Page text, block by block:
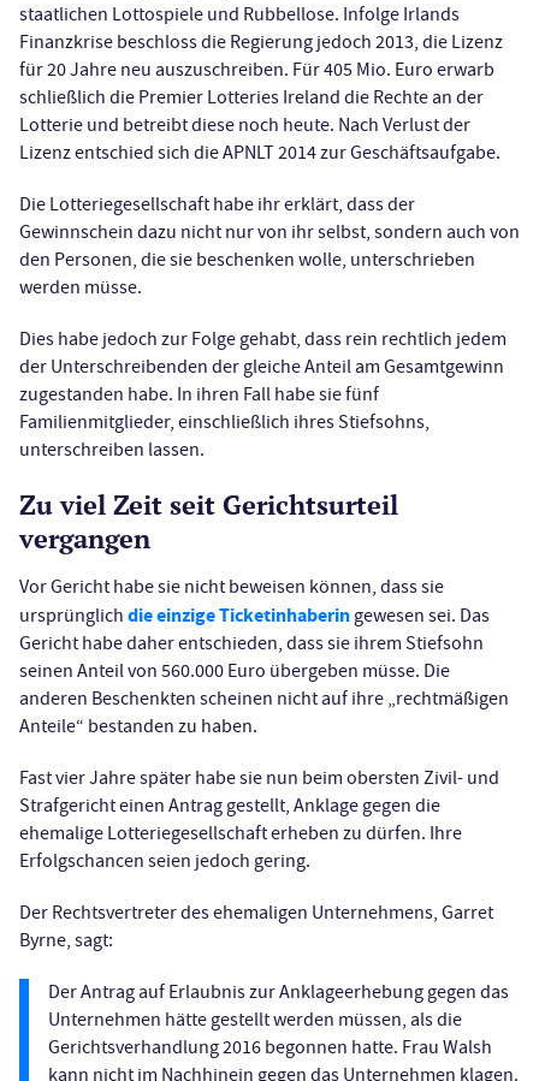
staatlichen Lottospiele und Rubbellose. Infolge Irlands
Finanzkrise beschloss die Regierung jedoch 2013, die Lizenz
für 20 Jahre neu auszuschreiben. Für 405 Mio. Euro erwarb
schließlich die Premier Lotteries Ireland die Rechte an der
Lotterie und betreibt diese noch heute. Nach Verlust der
Lizenz entschied sich die APNLT 2014 zur Geschäftsaufgabe.
Die Lotteriegesellschaft habe ihr erklärt, dass der
Gewinnschein dazu nicht nur von ihr selbst, sondern auch von
den Personen, die sie beschenken wolle, unterschrieben
werden müsse.
Dies habe jedoch zur Folge gehabt, dass rein rechtlich jedem
der Unterschreibenden der gleiche Anteil am Gesamtgewinn
zugestanden habe. In ihren Fall habe sie fünf
Familienmitglieder, einschließlich ihres Stiefsohns,
unterschreiben lassen.
Zu viel Zeit seit Gerichtsurteil
vergangen
Vor Gericht habe sie nicht beweisen können, dass sie
ursprünglich die einzige Ticketinhaberin gewesen sei. Das
Gericht habe daher entschieden, dass sie ihrem Stiefsohn
seinen Anteil von 560.000 Euro übergeben müsse. Die
anderen Beschenkten scheinen nicht auf ihre „rechtmäßigen
Anteile“ bestanden zu haben.
Fast vier Jahre später habe sie nun beim obersten Zivil- und
Strafgericht einen Antrag gestellt, Anklage gegen die
ehemalige Lotteriegesellschaft erheben zu dürfen. Ihre
Erfolgschancen seien jedoch gering.
Der Rechtsvertreter des ehemaligen Unternehmens, Garret
Byrne, sagt:
Der Antrag auf Erlaubnis zur Anklageerhebung gegen das
Unternehmen hätte gestellt werden müssen, als die
Gerichtsverhandlung 2016 begonnen hatte. Frau Walsh
kann nicht im Nachhinein gegen das Unternehmen klagen.